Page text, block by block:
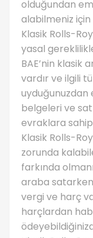
olduğundan
alabilmeniz
Klasik Rolls-
yasal
BAE’nin klasik
vardır ve ilgili
uyduğunuzdan
belgeleri ve
evraklara sahip
Klasik Rolls-
zorunda
farkında
araba
vergi ve harç
harçlardan